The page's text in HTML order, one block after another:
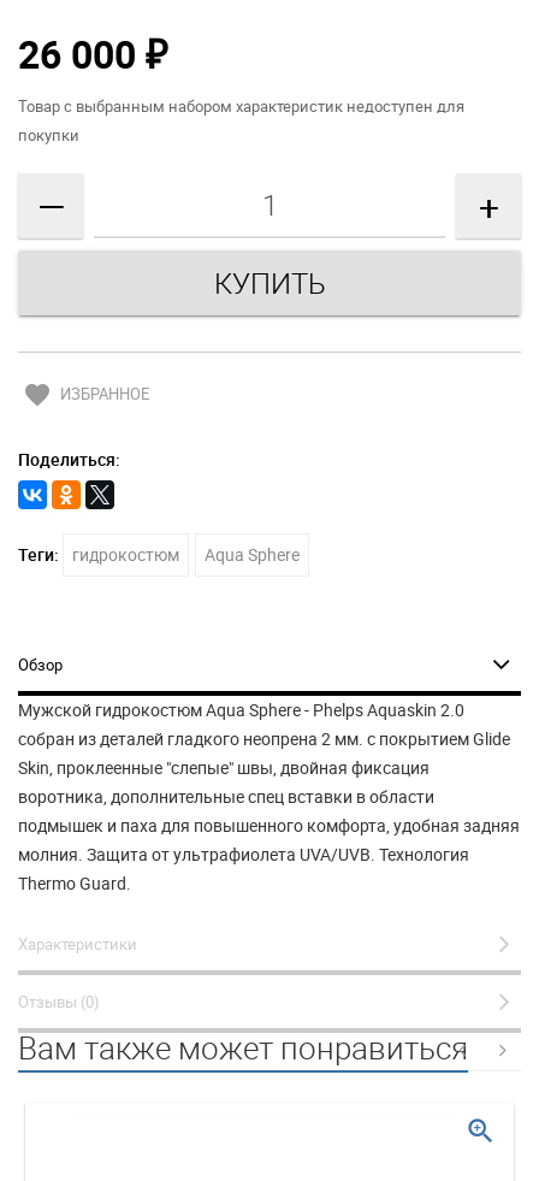
26 000 ₽
Товар с выбранным набором характеристик недоступен для
покупки
— +
favorite ИЗБРАННОЕ
Поделиться:
Теги: гидрокостюм Aqua Sphere
Обзор
Мужской гидрокостюм Aqua Sphere - Phelps Aquaskin 2.0
собран из деталей гладкого неопрена 2 мм. с покрытием Glide
Skin, проклеенные "слепые" швы, двойная фиксация
воротника, дополнительные спец вставки в области
подмышек и паха для повышенного комфорта, удобная задняя
молния. Защита от ультрафиолета UVA/UVB. Технология
Thermo Guard.
Характеристики
Отзывы (0)
Вам также может понравиться
zoom_in